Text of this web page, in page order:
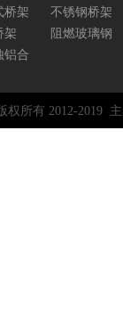
桥架
不锈钢桥架
架
阻燃玻璃钢
铝合
权所有 2012-2019